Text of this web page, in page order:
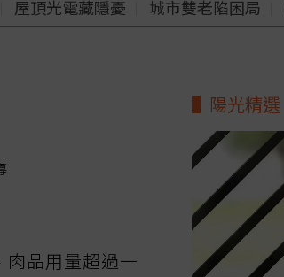
屋頂光電藏隱憂 城市雙老陷困局
品用量超過一
陽光精選